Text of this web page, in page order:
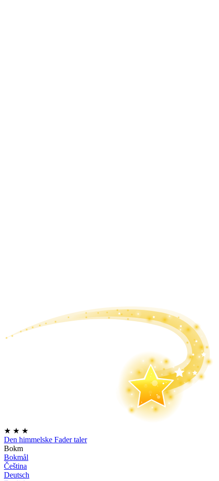
★ ★ ★
Den himmelske Fader taler
Bokm
Bokmål
Čeština
Deutsch